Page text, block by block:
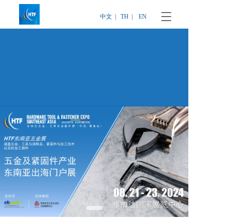
T
o
i
g
a
t
i
o
n
中文  | TH  | EN